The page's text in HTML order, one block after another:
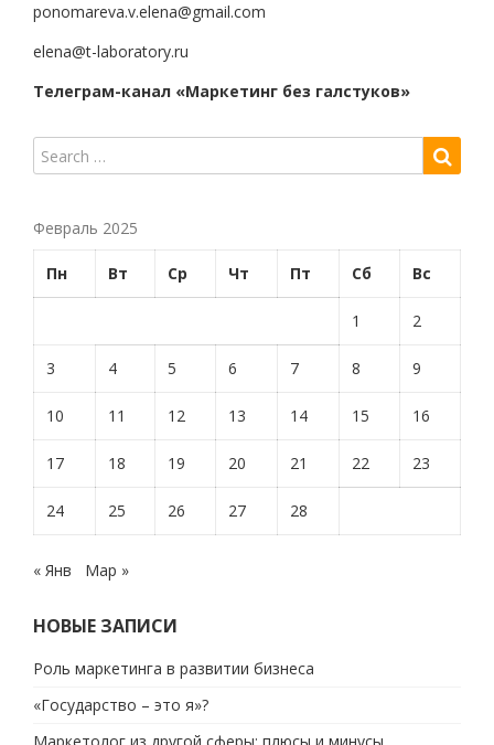
ponomareva.v.elena@gmail.com
elena@t-laboratory.ru
Телеграм-канал «Маркетинг без галстуков»
Февраль 2025
Пн Вт Ср Чт Пт Сб Вс
1 2
3 4 5 6 7 8 9
10 11 12 13 14 15 16
17 18 19 20 21 22 23
24 25 26 27 28
« Янв Мар »
НОВЫЕ ЗАПИСИ
Роль маркетинга в развитии бизнеса
«Государство – это я»?